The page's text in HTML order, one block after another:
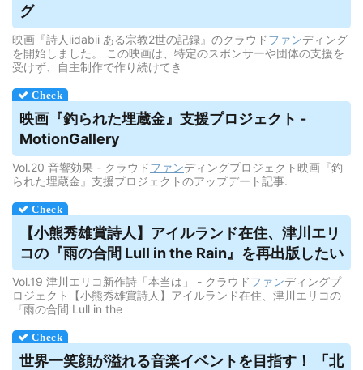
グ
映画『詩人iidabii ある宗教2世の記録』のクラウドファンディング
を開始しました。 この映画は、特定のスポンサーや団体の支援を
受けず、自主制作で作り続けてき
映画『釣られた埋蔵金』支援プロジェクト -
MotionGallery
Vol.20 音響効果 - クラウドファンディングプロジェクト映画『釣
られた埋蔵金』支援プロジェクトのアップデート記事.
【小熊秀雄賞詩人】アイルランド在住、津川エリ
コの『雨の合間 Lull in the Rain』を再出版したい
Vol.19 津川エリコ新作詩「本当は」 - クラウドファンディングプ
ロジェクト【小熊秀雄賞詩人】アイルランド在住、津川エリコの
『雨の合間 Lull in the
世界一笑顔が溢れる音楽イベントを目指す！ 「北